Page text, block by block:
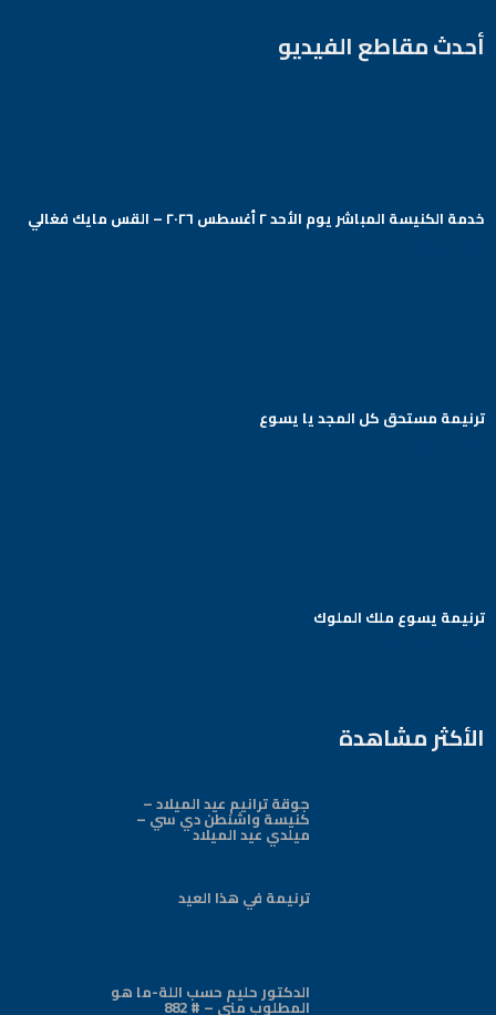
أحدث مقاطع الفيديو
خدمة الكنيسة المباشر يوم الأحد ٢ أغسطس ٢٠٢٦ – القس مايك فغالي
ترنيمة مستحق كل المجد يا يسوع
ترنيمة يسوع ملك الملوك
الأكثر مشاهدة
جوقة ترانيم عيد الميلاد –
كنيسة واشنطن دي سي –
ميلدي عيد الميلاد
ترنيمة في هذا العيد
الدكتور حليم حسب اللة-ما هو
المطلوب مني – # 882